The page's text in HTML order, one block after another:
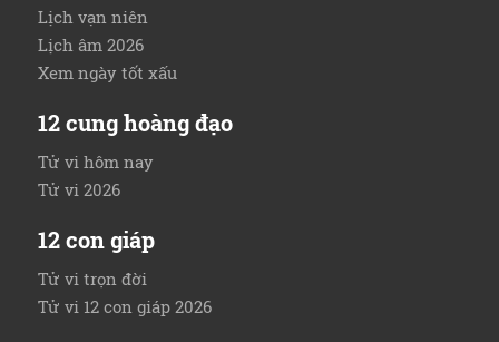
Lịch vạn niên
Lịch âm 2026
Xem ngày tốt xấu
12 cung hoàng đạo
Tử vi hôm nay
Tử vi 2026
12 con giáp
Tử vi trọn đời
Tử vi 12 con giáp 2026